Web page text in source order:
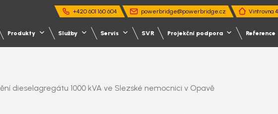
+420 601 160 604 powerbridge@powerbridge.cz Vintrovna
Produkty Služby Servis SVR Projekční podpora Reference
dieselagregátu 1000 kVA ve Slezské nemocnici v Opavě